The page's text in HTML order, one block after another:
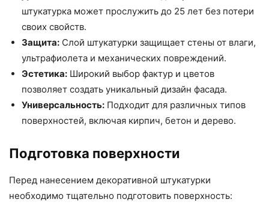
штукатурка может прослужить до 25 лет без потери
своих свойств.
Защита: Слой штукатурки защищает стены от влаги,
ультрафиолета и механических повреждений.
Эстетика: Широкий выбор фактур и цветов
позволяет создать уникальный дизайн фасада.
Универсальность: Подходит для различных типов
поверхностей, включая кирпич, бетон и дерево.
Подготовка поверхности
Перед нанесением декоративной штукатурки
необходимо тщательно подготовить поверхность: